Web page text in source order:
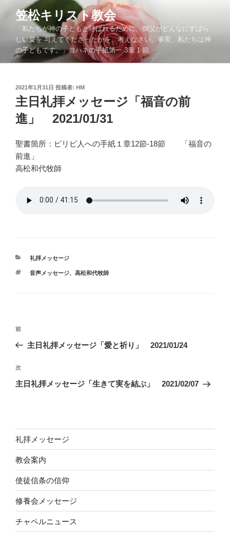
笠松キリスト教会
「私たちが神の子どもと呼ばれるために、御父がどんなにすばら
しい愛を 与えてくださったかを、考えなさい。事実、私たちは神
の子どもです。」ヨハネの手紙第一 3章 1 節
投
稿
日:
2021年1月31日 投稿者: HM
主日礼拝メッセージ「福音の前
進」 2021/01/31
聖書箇所：ピリピ人への手紙１章12節-18節 「福音の
前進」
高松和代牧師
カ
ゴ
礼拝メッセージ
タ
音声メッセージ、高松和代牧師
投
ビ
ゲ
ン
前
の
稿
前
主日礼拝メッセージ「愛と祈り」 2021/01/24
次
の
次
主日礼拝メッセージ「生きて実を結ぶ」 2021/02/07
礼拝メッセージ
教会案内
使徒信条の信仰
修養会メッセージ
チャペルニュース